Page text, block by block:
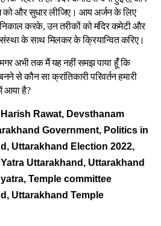
को और सुधार लीजिए। आय अर्जन के लिए
करके, उन तरीकों को मंदिर कमेटी और
संस्था के साथ मिलकर के क्रियान्वित करिए।
अभी तक मैं यह नहीं समझ पाया हूंँ कि
से कौन सा क्रांतिकारी परिवर्तन हमारी
आया है?
Harish Rawat, Devsthanam
Government, Politics in
Uttarakhand Election 2022,
Uttarakhand, Uttarakhand
Temple committee
Uttarakhand Temple